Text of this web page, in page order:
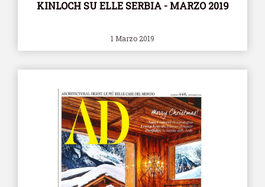
KINLOCH SU ELLE SERBIA - MARZO 2019
1 Marzo 2019